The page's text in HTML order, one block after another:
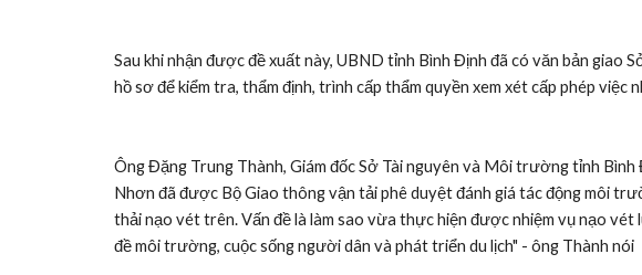
Sau khi nhận được đề xuất này, UBND tỉnh Bình Định đã có văn bản
hồ sơ để kiểm tra, thẩm định, trình cấp thẩm quyền xem xét cấp phép
Ông Đặng Trung Thành, Giám đốc Sở Tài nguyên và Môi trường tỉnh
Nhơn đã được Bộ Giao thông vận tải phê duyệt đánh giá tác động môi
thải nạo vét trên. Vấn đề là làm sao vừa thực hiện được nhiệm vụ nạo
đề môi trường, cuộc sống người dân và phát triển du lịch" - ông Thành nói